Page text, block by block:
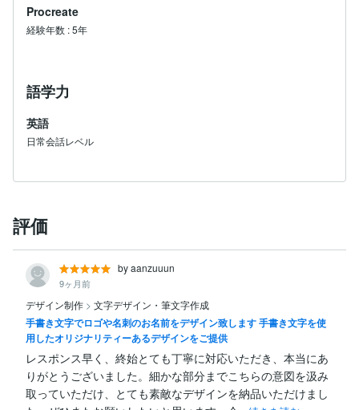
Procreate
経験年数 :5年
語学力
英語
日常会話レベル
評価
by aanzuuun
9ヶ月前
デザイン制作 > 文字デザイン・筆文字作成
手書き文字でロゴや名刺のお名前をデザイン致します 手書き文字を使
用したオリジナリティーあるデザインをご提供
レスポンス早く、終始とても丁寧に対応いただき、本当にあ
りがとうございました。細かな部分までこちらの意図を汲み
取っていただけ、とても素敵なデザインを納品いただけまし